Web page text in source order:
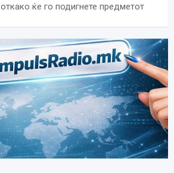
ќе го подигнете предметот